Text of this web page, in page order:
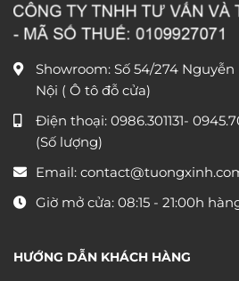
Showroom: Số 54/274
Nội ( Ô tô đỗ cửa)
Điện thoại: 0986.301131-
(Số lượng)
Email:
Giờ mở cửa: 08:15 - 21:00h
HƯỚNG DẪN KHÁCH HÀNG